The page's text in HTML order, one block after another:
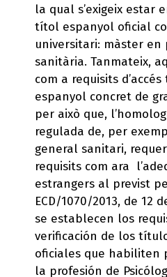
la qual s’exigeix estar
títol espanyol oficial
universitari: màster en
sanitària. Tanmateix,
com a requisits
espanyol concret de
per això que,
regulada de, per
general sanitari,
requisits com ara
estrangers al previst
ECD/1070/2013, de 12
se establecen los
verificación de los
oficiales que habiliten
la profesión de